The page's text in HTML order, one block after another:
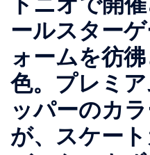
ールスター
ォームを彷
色。プレミ
ッパーのカ
が、スケー